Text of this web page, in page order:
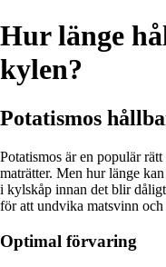
Hur länge
kylen?
Potatismos
Potatismos är en populär
maträtter. Men hur länge
i kylskåp innan det blir
för att undvika matsvinn och
Optimal förvaring